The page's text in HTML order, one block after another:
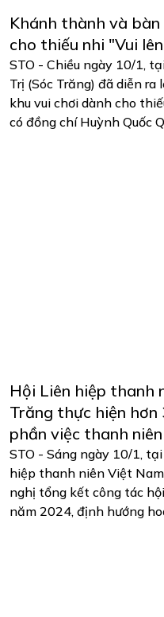
Khánh thành và
cho thiếu nhi "Vui
STO - Chiều ngày 10/1,
Trị (Sóc Trăng) đã diễn
khu vui chơi dành cho
có đồng chí Huỳnh Quốc
Hội Liên hiệp thanh
Trăng thực hiện
phần việc thanh
STO - Sáng ngày 10/1,
hiệp thanh niên Việt
nghị tổng kết công tác
năm 2024, định hướng